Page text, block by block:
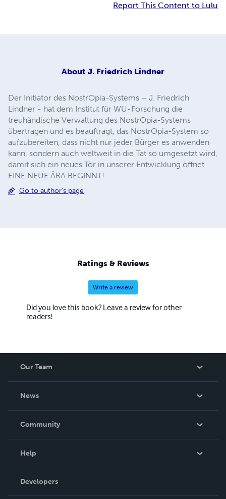
Report This Content to Lulu
About J. Friedrich Lindner
Der Initiator des NostrOpia-Systems – J. Friedrich
Lindner - hat dem Institut für WU-Forschung die
treuhändische Verwaltung des NostrOpia-Systems
übertragen und es beauftragt, das NostrOpia-System so
aufzubereiten, dass nicht nur jeder Bürger es anwenden
kann, sondern auch weltweit in die Tat so umgesetzt wird,
damit sich ein neues Tor in unserer Entwicklung öffnet.
EINE NEUE ÄRA BEGINNT!
Go to author's page
Ratings & Reviews
Write a review
Did you love this book? Leave a review for other
readers!
Our Team
News
In The News
Community
Podcast
Help
Order Lookup
Knowledge Base
Developers